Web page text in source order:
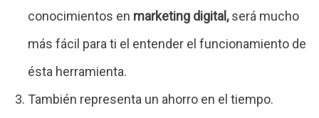
conocimientos en marketing digital,será mucho
más fácil para ti el entender el funcionamiento de
ésta herramienta.
También representa un ahorro en el tiempo.